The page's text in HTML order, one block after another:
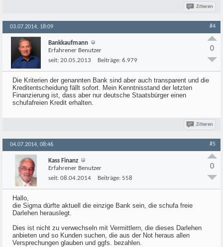
Zitieren
03.07.2014, 18:09 #4
Bankkaufmann
Erfahrener Benutzer
seit: 20.05.2013 Beiträge: 6.979
0
Die Kriterien der genannten Bank sind aber auch transparent und die
Kreditentscheidung fällt sofort. Mein Kenntnisstand der letzten
Finanzierung ist, dass aber nur deutsche Staatsbürger einen
schufafreien Kredit erhalten.
Zitieren
04.07.2014, 08:46 #5
Kass Finanz
Erfahrener Benutzer
seit: 08.04.2014 Beiträge: 558
0
Hallo,
die Sigma dürfte aktuell die einzige Bank sein, die schufa freie
Darlehen herauslegt.
Dies ist nicht zu verwechseln mit Vermittlern, die dieses Darlehen
anbieten und so Kunden suchen, die aus der Not heraus allen
Versprechungen glauben und ggfs. bezahlen.